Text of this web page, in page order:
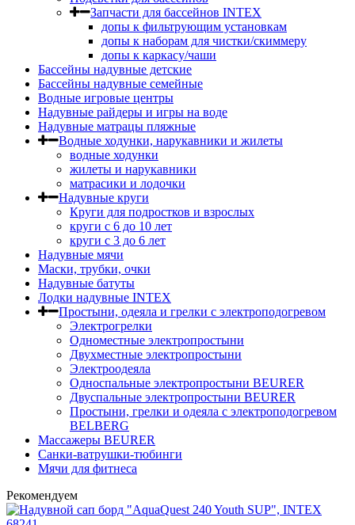
Запчасти для бассейнов INTEX
допы к фильтрующим установкам
допы к наборам для чистки/скиммеру
допы к каркасу/чаши
Бассейны надувные детские
Бассейны надувные семейные
Водные игровые центры
Надувные райдеры и игры на воде
Надувные матрацы пляжные
Водные ходунки, нарукавники и жилеты
водные ходунки
жилеты и нарукавники
матрасики и лодочки
Надувные круги
Круги для подростков и взрослых
круги с 6 до 10 лет
круги c 3 до 6 лет
Надувные мячи
Маски, трубки, очки
Надувные батуты
Лодки надувные INTEX
Простыни, одеяла и грелки с электроподогревом
Электрогрелки
Одноместные электропростыни
Двухместные электропростыни
Электроодеяла
Односпальные электропростыни BEURER
Двуспальные электропростыни BEURER
Простыни, грелки и одеяла с электроподогревом
BELBERG
Массажеры BEURER
Санки-ватрушки-тюбинги
Мячи для фитнеса
Рекомендуем